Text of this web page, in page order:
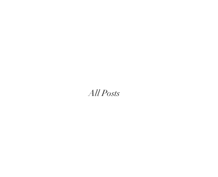
All Posts